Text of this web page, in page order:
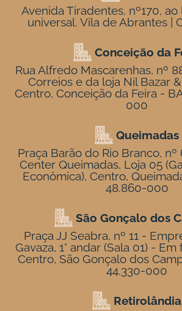
Avenida Tiradentes, nº170,
universal. Vila de Abrantes |
Conceição da
Rua Alfredo Mascarenhas, nº
Correios e da loja Nil Bazar
Centro, Conceição da Feira -
000
Queimadas
Praça Barão do Rio Branco,
Center Queimadas, Loja 05
Econômica), Centro,
48.860-000
São Gonçalo dos
Praça JJ Seabra, nº 11 -
Gavaza, 1° andar (Sala 01) -
Centro, São Gonçalo dos
44.330-000
Retirolândia